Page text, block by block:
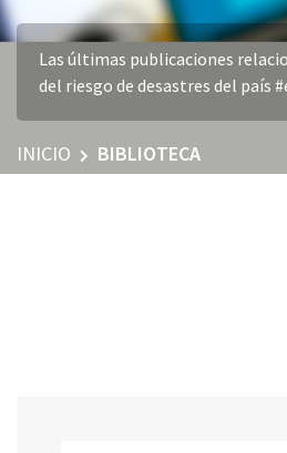
Las últimas publicaciones
del riesgo de desastres del país
INICIO BIBLIOTECA